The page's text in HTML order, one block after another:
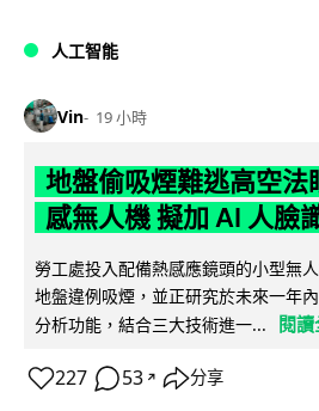
人工智能
Vin 19 小時
地盤偷吸煙難逃高空法
感無人機 擬加 AI 人臉
勞工處投入配備熱感應鏡頭的小型無
地盤違例吸煙，並正研究於未來一年
分析功能，結合三大技術進一...
閱
227 53 ↗ 分享